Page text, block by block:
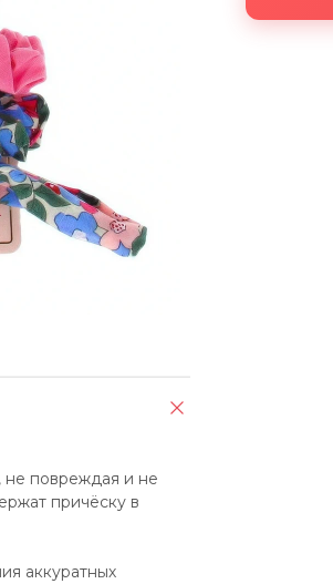
не повреждая и не
причёску в
аккуратных